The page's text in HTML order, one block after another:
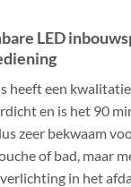
LED
heeft een
en is het 90
zeer bekwaam
of bad, maar
in het